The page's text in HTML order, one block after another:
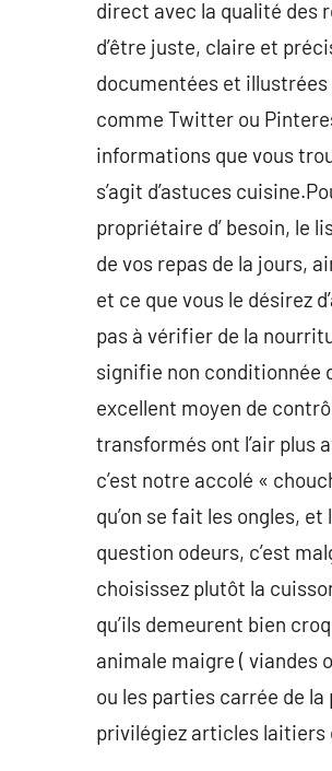
direct avec la qualité des
d’être juste, claire et
documentées et illustrées
comme Twitter ou
informations que vous
s’agit d’astuces
propriétaire d’ besoin, le
de vos repas de la jours,
et ce que vous le désirez
pas à vérifier de la
signifie non conditionnée
excellent moyen de
transformés ont l’air plus
c’est notre accolé «
qu’on se fait les ongles,
question odeurs, c’est
choisissez plutôt la
qu’ils demeurent bien
animale maigre ( viandes
ou les parties carrée de
privilégiez articles laitiers